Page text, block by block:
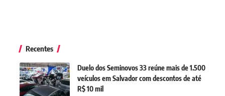
Recentes
Duelo dos Seminovos 33 reúne mais de 1.500
veículos em Salvador com descontos de até
R$ 10 mil